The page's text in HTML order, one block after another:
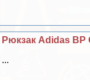
Рюкзак Adidas
...